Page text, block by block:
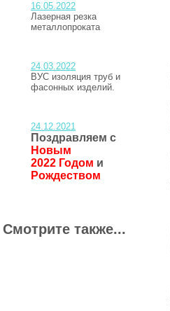
16.05.2022
Лазерная резка
металлопроката
24.03.2022
ВУС изоляция труб и
фасонных изделий.
24.12.2021
Поздравляем с
Новым
2022 Годом и
Рождеством
Смотрите также...